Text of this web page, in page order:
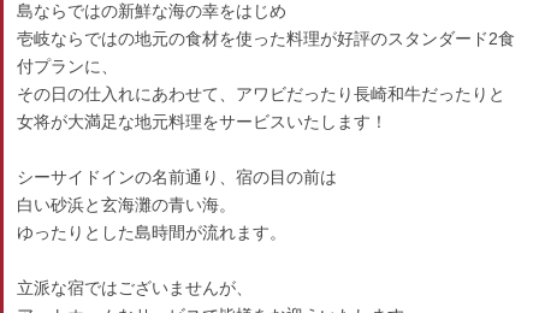
島ならではの新鮮な海の幸をはじめ
壱岐ならではの地元の食材を使った料理が好評のスタンダード2食
付プランに、
その日の仕入れにあわせて、アワビだったり長崎和牛だったりと
女将が大満足な地元料理をサービスいたします！
シーサイドインの名前通り、宿の目の前は
白い砂浜と玄海灘の青い海。
ゆったりとした島時間が流れます。
立派な宿ではございませんが、